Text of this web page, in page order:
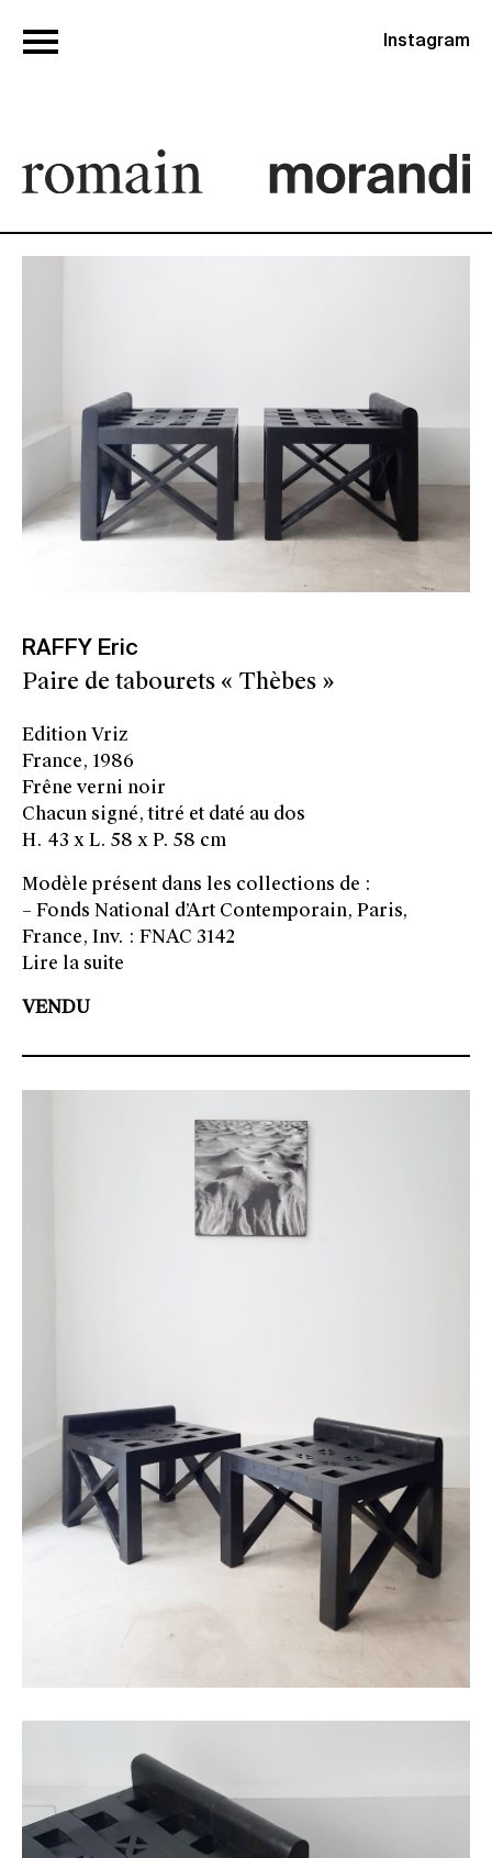
Instagram
RAFFY Eric
Paire de tabourets « Thèbes »
Edition Vriz
France, 1986
Frêne verni noir
Chacun signé, titré et daté au dos
H. 43 x L. 58 x P. 58 cm
Modèle présent dans les collections de :
– Fonds National d’Art Contemporain, Paris,
France, Inv. : FNAC 3142
Lire la suite
VENDU